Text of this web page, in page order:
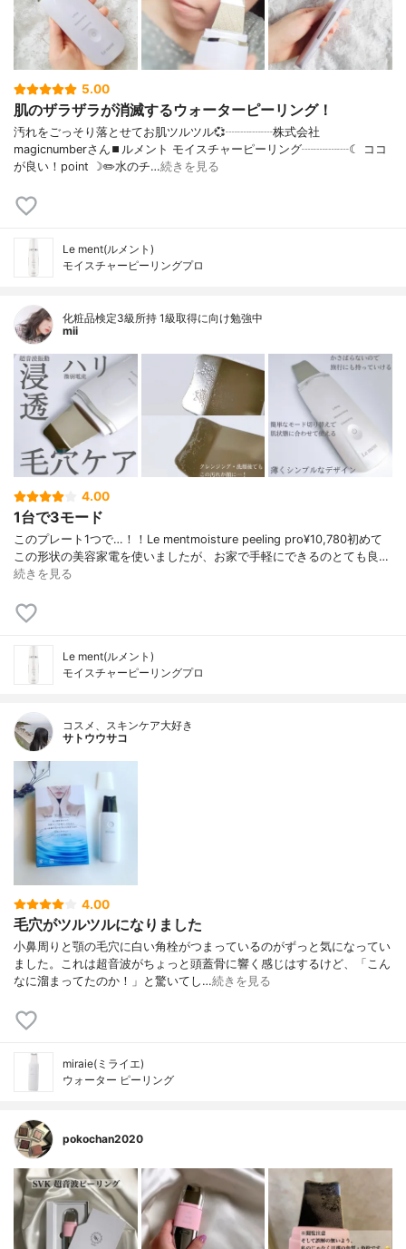
5.00
肌のザラザラが消滅するウォーターピーリング！
汚れをごっそり落とせてお肌ツルツル💞┈┈┈┈株式会社
magicnumberさん⏹ルメント モイスチャーピーリング┈┈┈┈☾ ココ
が良い！point ☽✏️水のチ…続きを見る
Le ment(ルメント)
モイスチャーピーリングプロ
化粧品検定3級所持 1級取得に向け勉強中
mii
4.00
1台で3モード
このプレート1つで…！！Le mentmoisture peeling pro¥10,780初めて
この形状の美容家電を使いましたが、お家で手軽にできるのとても良…
続きを見る
Le ment(ルメント)
モイスチャーピーリングプロ
コスメ、スキンケア大好き
サトウウサコ
4.00
毛穴がツルツルになりました
小鼻周りと顎の毛穴に白い角栓がつまっているのがずっと気になってい
ました。これは超音波がちょっと頭蓋骨に響く感じはするけど、「こん
なに溜まってたのか！」と驚いてし…続きを見る
miraie(ミライエ)
ウォーター ピーリング
pokochan2020